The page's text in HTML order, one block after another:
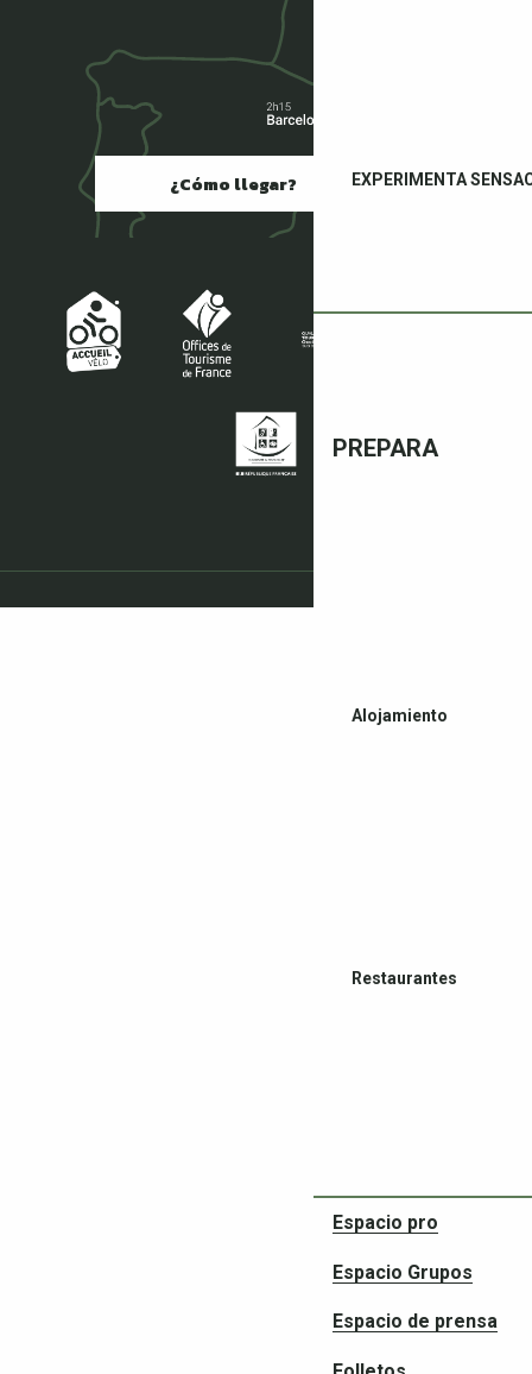
EXPERIMENTA
PREPARA
Alojamiento
Restaurantes
Espacio pro
Espacio Grupos
Espacio de prensa
¿Cómo llegar?